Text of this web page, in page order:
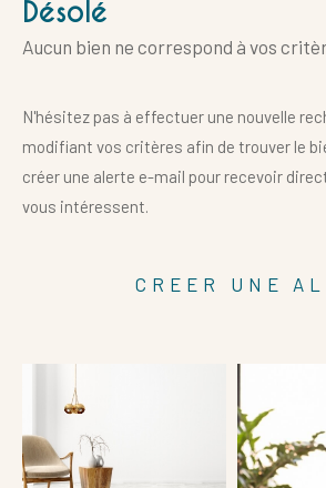
Désolé
Aucun bien ne correspond à vos
N'hésitez pas à effectuer une nouvelle
modifiant vos critères afin de trouver le
créer une alerte e-mail pour recevoir
vous intéressent.
CREER UNE
FILTRER